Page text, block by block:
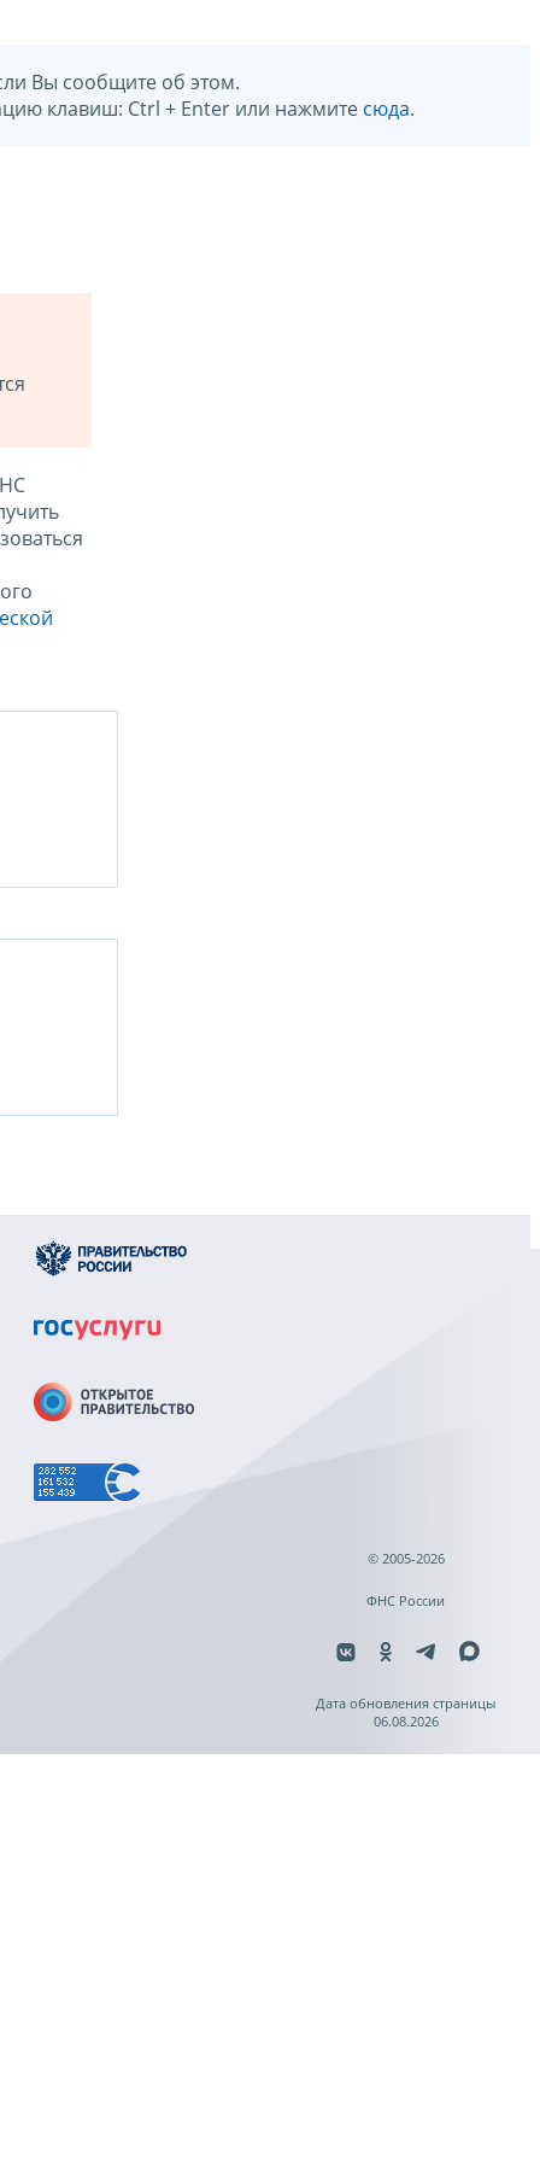
Вы сообщите об этом.
клавиш: Ctrl + Enter или нажмите сюда.
© 2005-2026
ФНС России
Дата обновления страницы
06.08.2026